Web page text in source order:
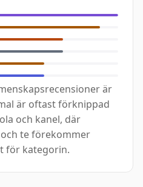
är
är oftast förknippad
och kanel, där
te förekommer
för kategorin.